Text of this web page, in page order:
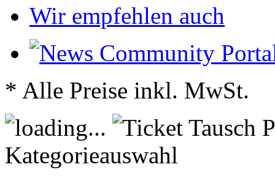
Wir empfehlen auch
* Alle Preise inkl. MwSt.
Kategorieauswahl